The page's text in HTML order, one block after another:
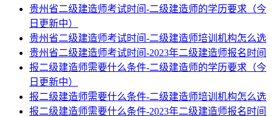
贵州省二级建造师考试时间-二级建造师的学历要求（今
日更新中）
贵州省二级建造师考试时间-二级建造师培训机构怎么选
贵州省二级建造师考试时间-2023年二级建造师报名时间
报二级建造师需要什么条件-二级建造师的学历要求（今
日更新中）
报二级建造师需要什么条件-二级建造师培训机构怎么选
报二级建造师需要什么条件-2023年二级建造师报名时间